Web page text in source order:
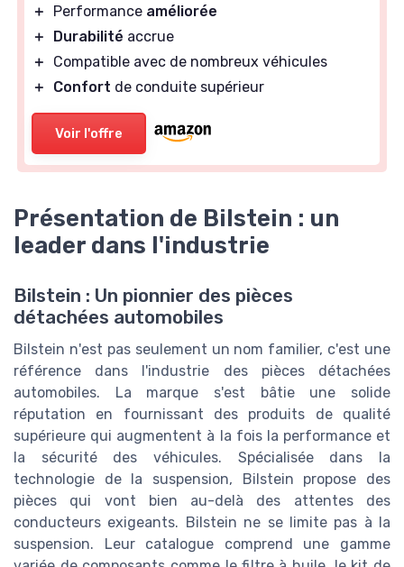
＋ Performance améliorée
＋
Durabilité accrue
＋
Compatible avec de nombreux véhicules
＋
Confort de conduite supérieur
Voir l'offre
Présentation de Bilstein : un
leader dans l'industrie
Bilstein : Un pionnier des pièces
détachées automobiles
Bilstein n'est pas seulement un nom familier, c'est une
référence dans l'industrie des pièces détachées
automobiles. La marque s'est bâtie une solide
réputation en fournissant des produits de qualité
supérieure qui augmentent à la fois la performance et
la sécurité des véhicules. Spécialisée dans la
technologie de la suspension, Bilstein propose des
pièces qui vont bien au-delà des attentes des
conducteurs exigeants. Bilstein ne se limite pas à la
suspension. Leur catalogue comprend une gamme